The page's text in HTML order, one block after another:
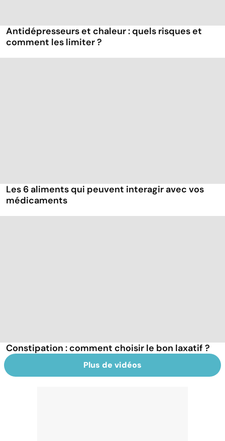
Antidépresseurs et chaleur : quels risques et
comment les limiter ?
Les 6 aliments qui peuvent interagir avec vos
médicaments
Constipation : comment choisir le bon laxatif ?
Plus de vidéos